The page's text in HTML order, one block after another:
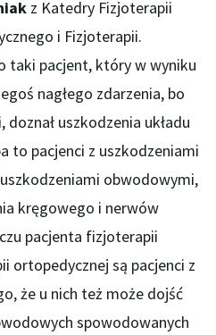
z Katedry Fizjoterapii
i Fizjoterapii.
taki pacjent, który w wyniku
nagłego zdarzenia, bo
uszkodzenia układu
to pacjenci z uszkodzeniami
obwodowymi,
kręgowego i nerwów
pacjenta fizjoterapii
ortopedycznej są pacjenci z
że u nich też może dojść
spowodowanych